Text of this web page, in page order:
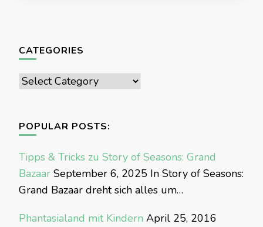
CATEGORIES
Categories
POPULAR POSTS:
Tipps & Tricks zu Story of Seasons: Grand
Bazaar September 6, 2025 In Story of Seasons:
Grand Bazaar dreht sich alles um…
Phantasialand mit Kindern April 25, 2016